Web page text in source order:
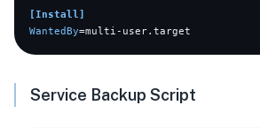
[Install]
WantedBy
Service Backup Script